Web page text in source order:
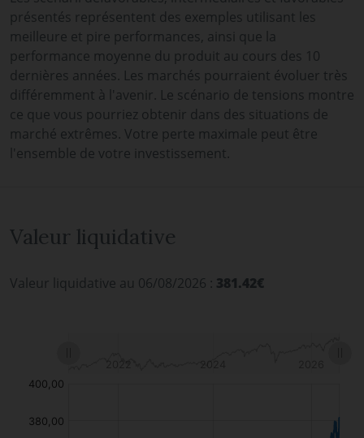
présentés représentent des exemples utilisant les
meilleure et pire performances, ainsi que la
performance moyenne du produit au cours des 10
dernières années. Les marchés pourraient évoluer très
différemment à l'avenir. Le scénario de tensions montre
ce que vous pourriez obtenir dans des situations de
marché extrêmes. Votre perte maximale peut être
l'ensemble de votre investissement.
Valeur liquidative
Valeur liquidative au 06/08/2026 : 381.42€